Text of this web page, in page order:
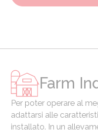
Farm
Per poter operare al
adattarsi alle
installato. In un